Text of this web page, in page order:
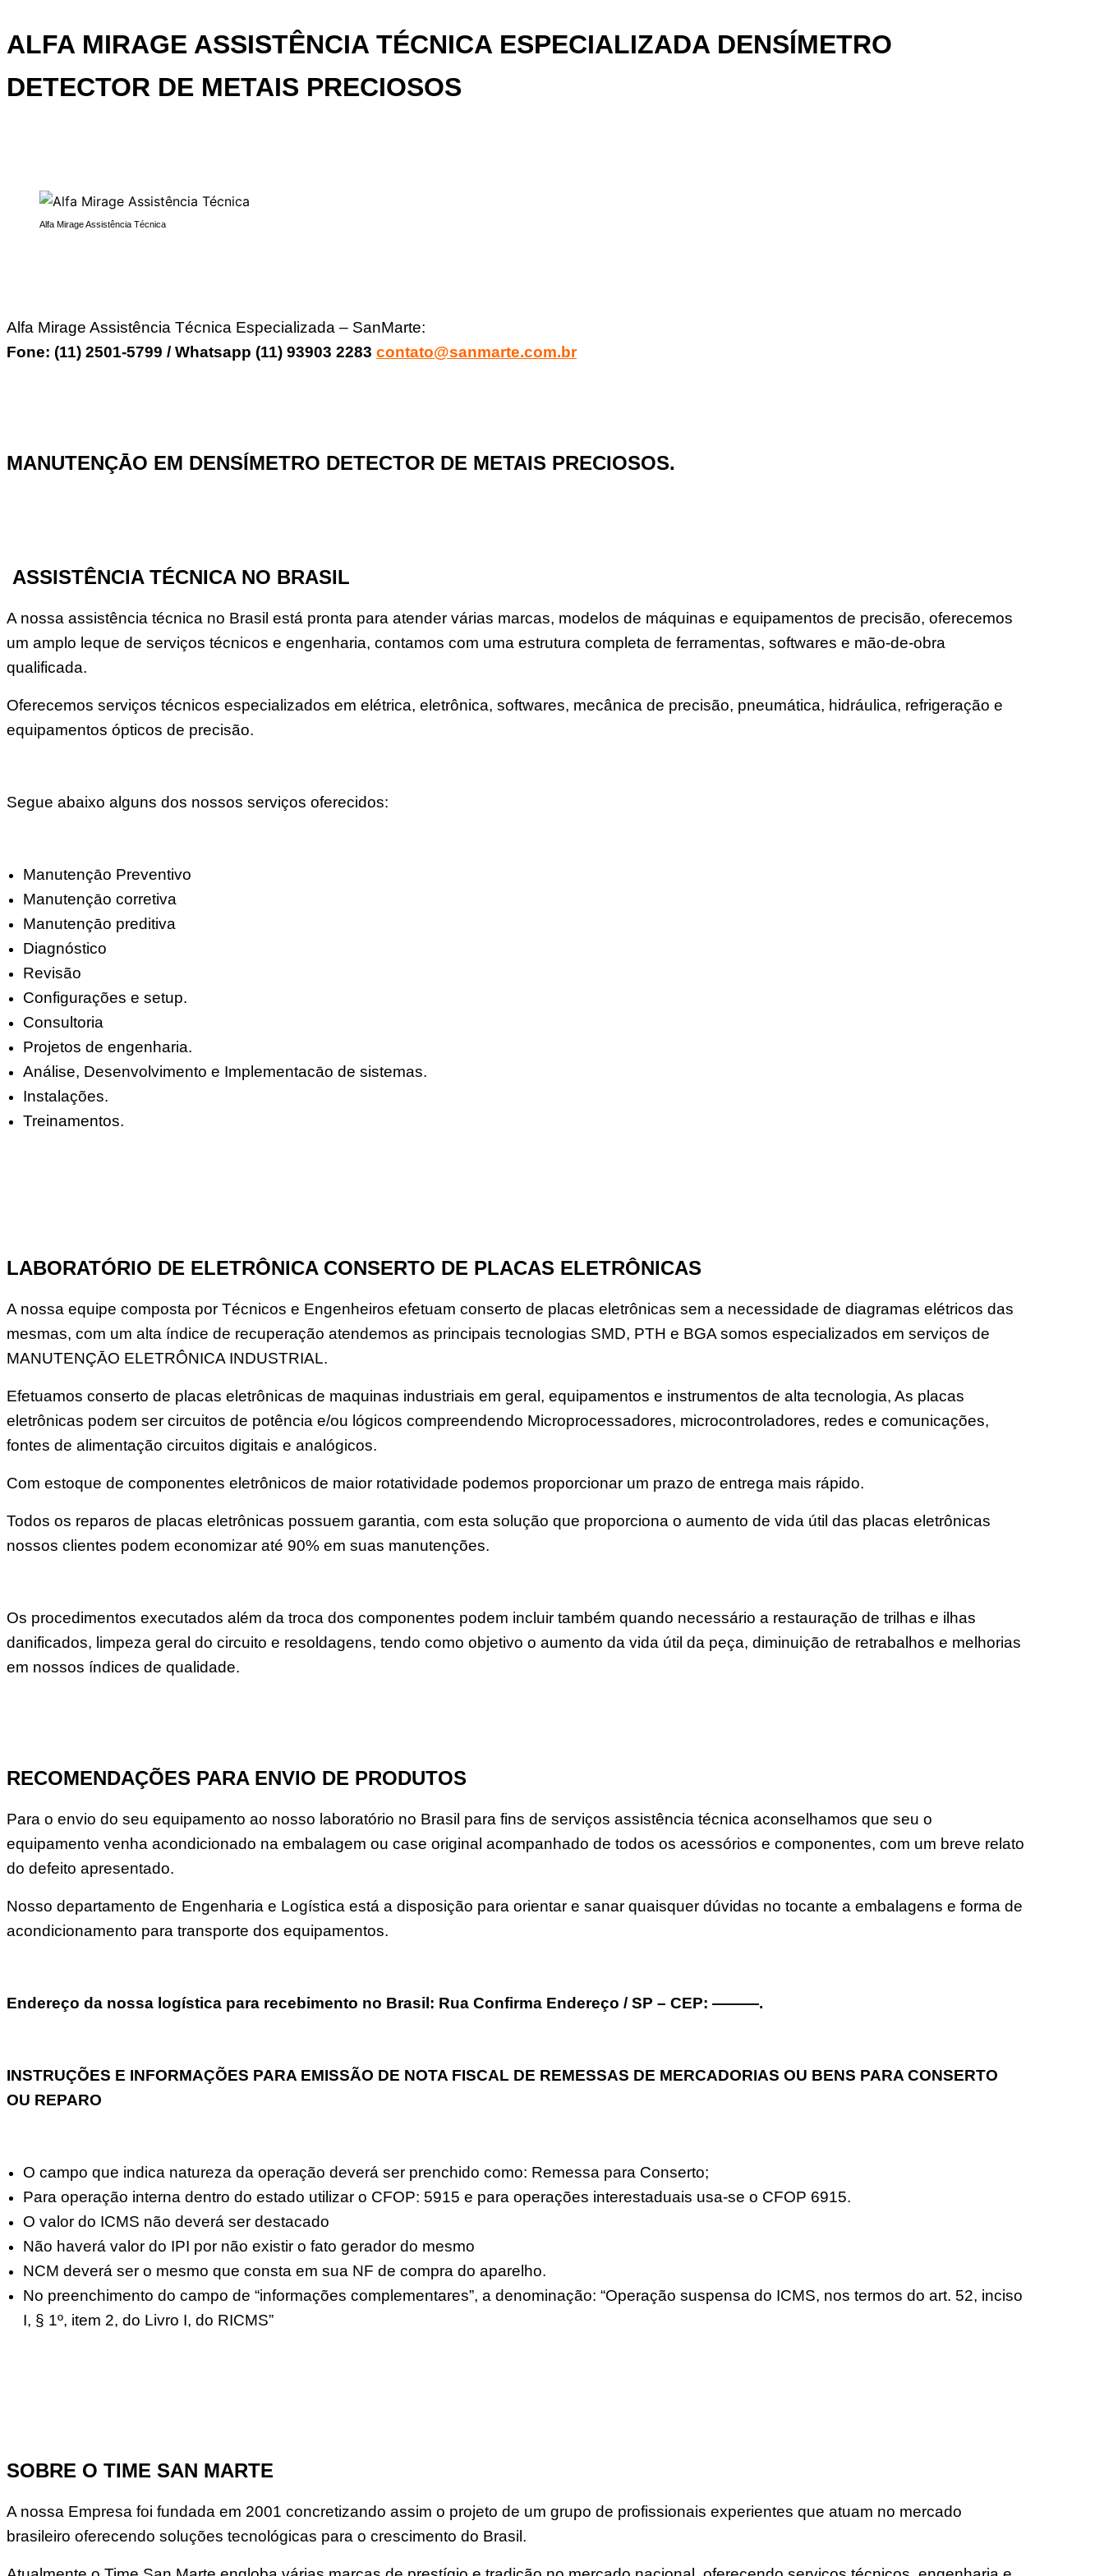
ALFA MIRAGE ASSISTÊNCIA TÉCNICA ESPECIALIZADA DENSÍMETRO
DETECTOR DE METAIS PRECIOSOS
Alfa Mirage Assistência Técnica
Alfa Mirage Assistência Técnica Especializada – SanMarte:
Fone: (11) 2501-5799 / Whatsapp (11) 93903 2283 contato@sanmarte.com.br
MANUTENÇĀO EM DENSÍMETRO DETECTOR DE METAIS PRECIOSOS.
ASSISTÊNCIA TÉCNICA NO BRASIL
A nossa assistência técnica no Brasil está pronta para atender várias marcas, modelos de máquinas e equipamentos de precisão, oferecemos
um amplo leque de serviços técnicos e engenharia, contamos com uma estrutura completa de ferramentas, softwares e mão-de-obra
qualificada.
Oferecemos serviços técnicos especializados em elétrica, eletrônica, softwares, mecânica de precisão, pneumática, hidráulica, refrigeração e
equipamentos ópticos de precisão.
Segue abaixo alguns dos nossos serviços oferecidos:
Manutençāo Preventivo
Manutençāo corretiva
Manutençāo preditiva
Diagnóstico
Revisão
Configurações e setup.
Consultoria
Projetos de engenharia.
Análise, Desenvolvimento e Implementacāo de sistemas.
Instalações.
Treinamentos.
LABORATÓRIO DE ELETRÔNICA CONSERTO DE PLACAS ELETRÔNICAS
A nossa equipe composta por Técnicos e Engenheiros efetuam conserto de placas eletrônicas sem a necessidade de diagramas elétricos das
mesmas, com um alta índice de recuperação atendemos as principais tecnologias SMD, PTH e BGA somos especializados em serviços de
MANUTENÇĀO ELETRÔNICA INDUSTRIAL.
Efetuamos conserto de placas eletrônicas de maquinas industriais em geral, equipamentos e instrumentos de alta tecnologia, As placas
eletrônicas podem ser circuitos de potência e/ou lógicos compreendendo Microprocessadores, microcontroladores, redes e comunicações,
fontes de alimentação circuitos digitais e analógicos.
Com estoque de componentes eletrônicos de maior rotatividade podemos proporcionar um prazo de entrega mais rápido.
Todos os reparos de placas eletrônicas possuem garantia, com esta solução que proporciona o aumento de vida útil das placas eletrônicas
nossos clientes podem economizar até 90% em suas manutenções.
Os procedimentos executados além da troca dos componentes podem incluir também quando necessário a restauração de trilhas e ilhas
danificados, limpeza geral do circuito e resoldagens, tendo como objetivo o aumento da vida útil da peça, diminuição de retrabalhos e melhorias
em nossos índices de qualidade.
RECOMENDAÇÕES PARA ENVIO DE PRODUTOS
Para o envio do seu equipamento ao nosso laboratório no Brasil para fins de serviços assistência técnica aconselhamos que seu o
equipamento venha acondicionado na embalagem ou case original acompanhado de todos os acessórios e componentes, com um breve relato
do defeito apresentado.
Nosso departamento de Engenharia e Logística está a disposição para orientar e sanar quaisquer dúvidas no tocante a embalagens e forma de
acondicionamento para transporte dos equipamentos.
Endereço da nossa logística para recebimento no Brasil: Rua Confirma Endereço / SP – CEP: ———.
INSTRUÇÕES E INFORMAÇÕES PARA EMISSÃO DE NOTA FISCAL DE REMESSAS DE MERCADORIAS OU BENS PARA CONSERTO
OU REPARO
O campo que indica natureza da operação deverá ser prenchido como: Remessa para Conserto;
Para operação interna dentro do estado utilizar o CFOP: 5915 e para operações interestaduais usa-se o CFOP 6915.
O valor do ICMS não deverá ser destacado
Não haverá valor do IPI por não existir o fato gerador do mesmo
NCM deverá ser o mesmo que consta em sua NF de compra do aparelho.
No preenchimento do campo de “informações complementares”, a denominação: “Operação suspensa do ICMS, nos termos do art. 52, inciso
I, § 1º, item 2, do Livro I, do RICMS”
SOBRE O TIME SAN MARTE
A nossa Empresa foi fundada em 2001 concretizando assim o projeto de um grupo de profissionais experientes que atuam no mercado
brasileiro oferecendo soluções tecnológicas para o crescimento do Brasil.